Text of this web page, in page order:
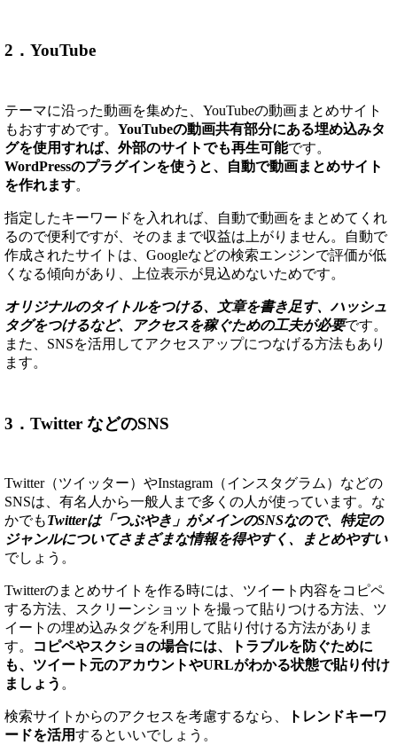
2．YouTube
テーマに沿った動画を集めた、YouTubeの動画まとめサイト
もおすすめです。 YouTubeの動画共有部分にある埋め込みタ
グを使用すれば、外部のサイトでも再生可能です。
WordPressのプラグインを使うと、自動で動画まとめサイト
を作れます。
指定したキーワードを入れれば、自動で動画をまとめてくれ
るので便利ですが、そのままで収益は上がりません。自動で
作成されたサイトは、Googleなどの検索エンジンで評価が低
くなる傾向があり、上位表示が見込めないためです。
オリジナルのタイトルをつける、文章を書き足す、ハッシュ
タグをつけるなど、アクセスを稼ぐための工夫が必要です。
また、SNSを活用してアクセスアップにつなげる方法もあり
ます。
3．Twitter などのSNS
Twitter（ツイッター）やInstagram（インスタグラム）などの
SNSは、有名人から一般人まで多くの人が使っています。な
かでもTwitterは「つぶやき」がメインのSNSなので、特定の
ジャンルについてさまざまな情報を得やすく、まとめやすい
でしょう。
Twitterのまとめサイトを作る時には、ツイート内容をコピペ
する方法、スクリーンショットを撮って貼りつける方法、ツ
イートの埋め込みタグを利用して貼り付ける方法がありま
す。
コピペやスクショの場合には、トラブルを防ぐために
も、ツイート元のアカウントやURLがわかる状態で貼り付け
ましょう 。
検索サイトからのアクセスを考慮するなら、
トレンドキーワ
ードを活用するといいでしょう。